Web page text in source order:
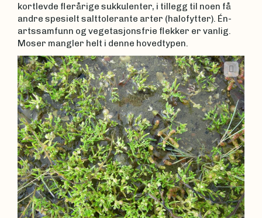
kortlevde flerårige sukkulenter, i tillegg til noen få
andre spesielt salttolerante arter (halofytter). Én-
artssamfunn og vegetasjonsfrie flekker er vanlig.
Moser mangler helt i denne hovedtypen.